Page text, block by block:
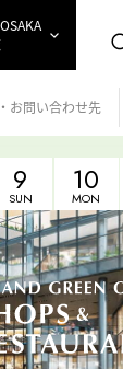
お問い合わせ先
9
SUN 10
MON
らすアイテム
プレゼントも
る！
に飾る、サマー